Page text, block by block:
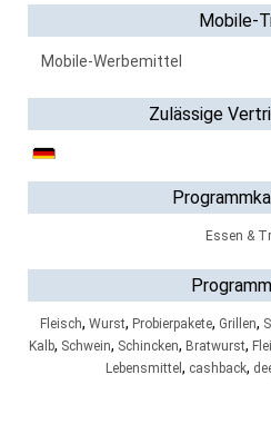
Mobile-
Mobile-Werbemittel
Zulässige
Essen &
Fleisch, Wurst, Probierpakete, Grillen,
Kalb, Schwein, Schincken, Bratwurst,
Lebensmittel , cashback,